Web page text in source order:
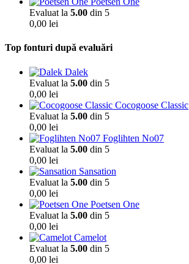
Evaluat la 5.00 din 5
0,00 lei
Top fonturi după evaluări
Dalek
Evaluat la 5.00 din 5
0,00 lei
Cocogoose Classic
Evaluat la 5.00 din 5
0,00 lei
Foglihten No07
Evaluat la 5.00 din 5
0,00 lei
Sansation
Evaluat la 5.00 din 5
0,00 lei
Poetsen One
Evaluat la 5.00 din 5
0,00 lei
Camelot
Evaluat la 5.00 din 5
0,00 lei